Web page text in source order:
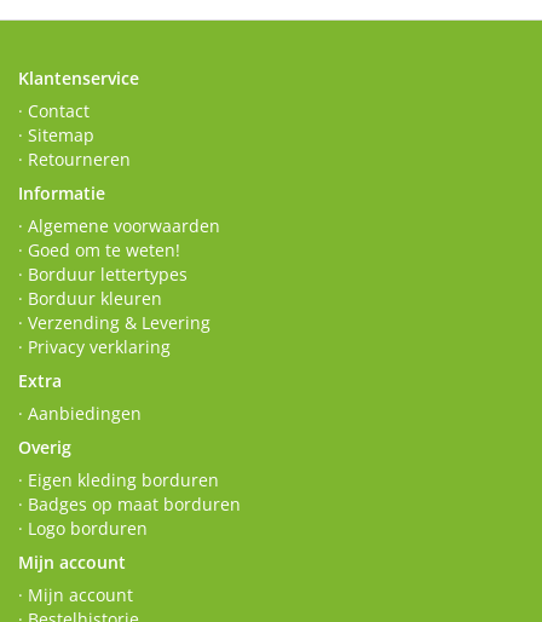
Klantenservice
· Contact
· Sitemap
· Retourneren
Informatie
· Algemene voorwaarden
· Goed om te weten!
· Borduur lettertypes
· Borduur kleuren
· Verzending & Levering
· Privacy verklaring
Extra
· Aanbiedingen
Overig
· Eigen kleding borduren
· Badges op maat borduren
· Logo borduren
Mijn account
· Mijn account